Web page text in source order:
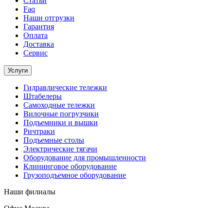
Faq
Наши отгрузки
Гарантия
Оплата
Доставка
Сервис
Услуги
Гидравлические тележки
Штабелеры
Самоходные тележки
Вилочные погрузчики
Подъемники и вышки
Ричтраки
Подъемные столы
Электрические тягачи
Оборудование для промышленности
Клининговое оборудование
Грузоподъемное оборудование
Наши филиалы